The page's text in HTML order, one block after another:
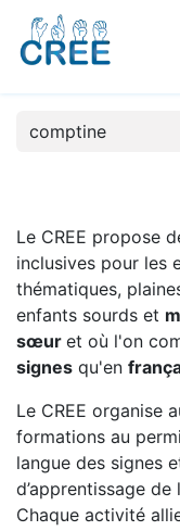
Le CREE propose
inclusives pour les
thématiques,
enfants sourds et
sœur et où l'on
signes qu'en
Le CREE organise
formations au
langue des signes
d’apprentissage de
Chaque activité